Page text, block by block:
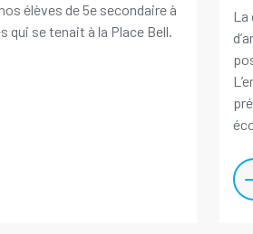
élèves de 5e secondaire à
qui se tenait à la Place Bell.
La